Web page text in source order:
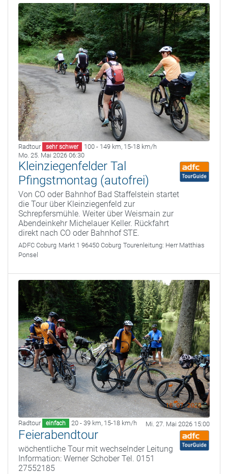
Radtour sehr schwer 100 - 149 km, 15-18 km/h
Mo. 25. Mai 2026 06:30
Kleinziegenfelder Tal
Pfingstmontag (autofrei)
Von CO oder Bahnhof Bad Staffelstein startet
die Tour über Kleinziegenfeld zur
Schrepfersmühle. Weiter über Weismain zur
Abendeinkehr Michelauer Keller. Rückfahrt
direkt nach CO oder Bahnhof STE.
ADFC Coburg Markt 1 96450 Coburg Tourenleitung: Herr Matthias
Ponsel
Radtour einfach 20 - 39 km, 15-18 km/h Mi. 27. Mai 2026 15:00
Feierabendtour
wöchentliche Tour mit wechselnder Leitung
Information: Werner Schober Tel. 0151
27552185